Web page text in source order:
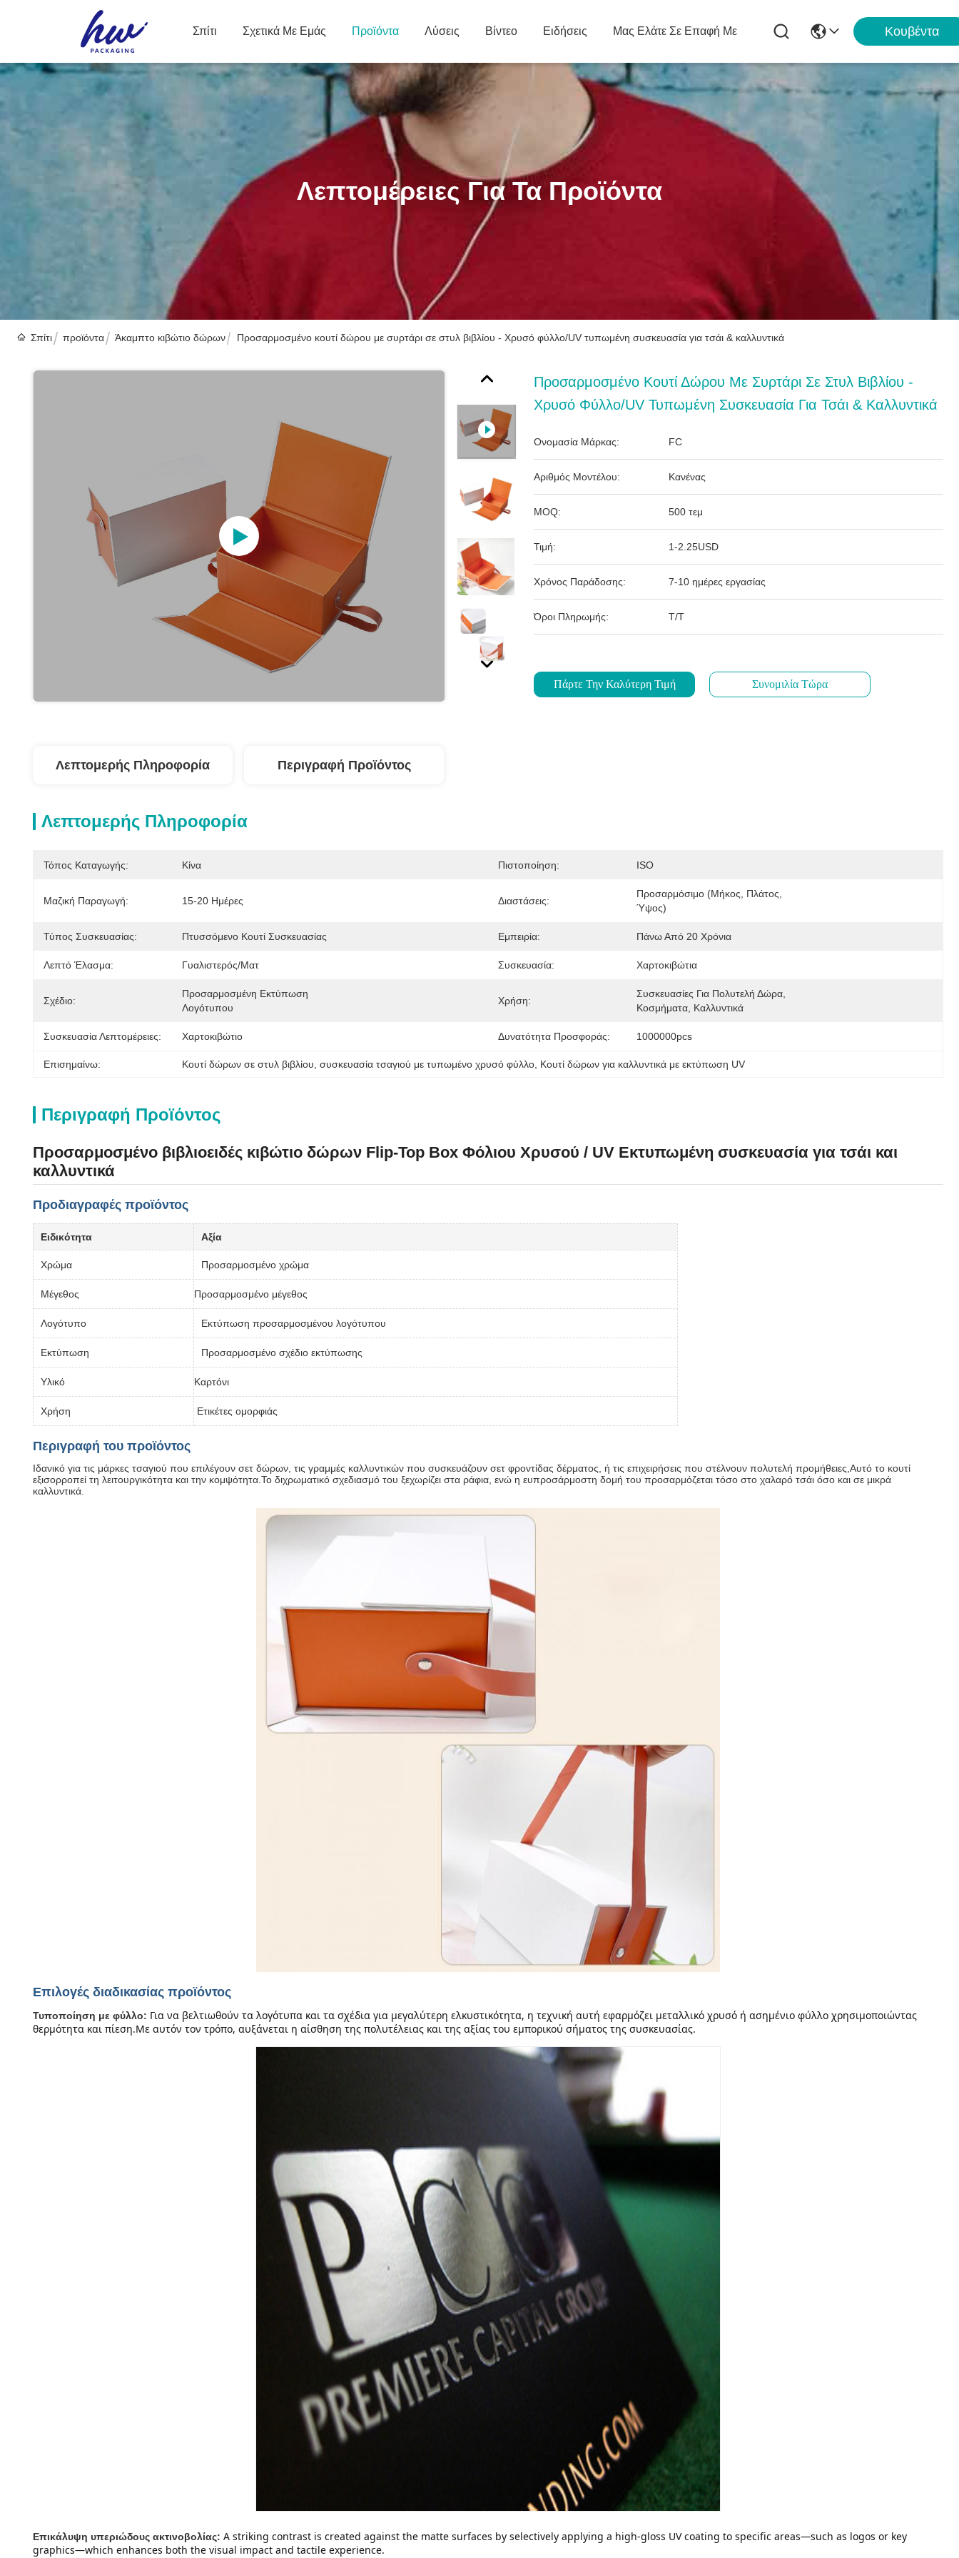
Σπίτι Σχετικά Με Εμάς Προϊόντα Λύσεις Βίντεο Ειδήσεις Μας Ελάτε Σε Επαφή Με Κουβέντα
Λεπτομέρειες Για Τα Προϊόντα
Σπίτι προϊόντα Άκαμπτο κιβώτιο δώρων Προσαρμοσμένο κουτί δώρου με συρτάρι σε στυλ βιβλίου - Χρυσό φύλλο/UV τυπωμένη συσκευασία για τσάι & καλλυντικά
Προσαρμοσμένο Κουτί Δώρου Με Συρτάρι Σε Στυλ Βιβλίου -
Χρυσό Φύλλο/UV Τυπωμένη Συσκευασία Για Τσάι & Καλλυντικά
Ονομασία Μάρκας: FC
Αριθμός Μοντέλου: Κανένας
MOQ: 500 τεμ
Τιμή: 1-2.25USD
Χρόνος Παράδοσης: 7-10 ημέρες εργασίας
Όροι Πληρωμής: T/T
Πάρτε Την Καλύτερη Τιμή Συνομιλία Τώρα
Λεπτομερής Πληροφορία Περιγραφή Προϊόντος
Λεπτομερής Πληροφορία
Τόπος Καταγωγής: Κίνα Πιστοποίηση: ISO
Μαζική Παραγωγή: 15-20 Ημέρες Διαστάσεις:
Προσαρμόσιμο (μήκος, Πλάτος,
Ύψος)
Τύπος Συσκευασίας: Πτυσσόμενο Κουτί Συσκευασίας Εμπειρία: Πάνω Από 20 Χρόνια
Λεπτό Έλασμα: Γυαλιστερός/ματ Συσκευασία: Χαρτοκιβώτια
Σχέδιο:
Προσαρμοσμένη Εκτύπωση
Λογότυπου
Χρήση:
Συσκευασίες Για Πολυτελή Δώρα,
Κοσμήματα, Καλλυντικά
Συσκευασία Λεπτομέρειες: Χαρτοκιβώτιο Δυνατότητα Προσφοράς: 1000000pcs
Επισημαίνω: Κουτί δώρων σε στυλ βιβλίου συσκευασία τσαγιού με τυπωμένο χρυσό φύλλο Κουτί δώρων για καλλυντικά με εκτύπωση UV
Περιγραφή Προϊόντος
Προσαρμοσμένο βιβλιοειδές κιβώτιο δώρων Flip-Top Box Φόλιου Χρυσού / UV Εκτυπωμένη συσκευασία για τσάι και
καλλυντικά
Προδιαγραφές προϊόντος
Ειδικότητα Αξία
Χρώμα Προσαρμοσμένο χρώμα
Μέγεθος Προσαρμοσμένο μέγεθος
Λογότυπο Εκτύπωση προσαρμοσμένου λογότυπου
Εκτύπωση Προσαρμοσμένο σχέδιο εκτύπωσης
Υλικό Καρτόνι
Χρήση Ετικέτες ομορφιάς
Περιγραφή του προϊόντος
Ιδανικό για τις μάρκες τσαγιού που επιλέγουν σετ δώρων, τις γραμμές καλλυντικών που συσκευάζουν σετ φροντίδας δέρματος, ή τις επιχειρήσεις που στέλνουν πολυτελή προμήθειες,Αυτό το κουτί
εξισορροπεί τη λειτουργικότητα και την κομψότητα.Το διχρωματικό σχεδιασμό του ξεχωρίζει στα ράφια, ενώ η ευπροσάρμοστη δομή του προσαρμόζεται τόσο στο χαλαρό τσάι όσο και σε μικρά
καλλυντικά.
Επιλογές διαδικασίας προϊόντος
Τυποποίηση με φύλλο: Για να βελτιωθούν τα λογότυπα και τα σχέδια για μεγαλύτερη ελκυστικότητα, η τεχνική αυτή εφαρμόζει μεταλλικό χρυσό ή ασημένιο φύλλο χρησιμοποιώντας
θερμότητα και πίεση.Με αυτόν τον τρόπο, αυξάνεται η αίσθηση της πολυτέλειας και της αξίας του εμπορικού σήματος της συσκευασίας.
Επικάλυψη υπεριώδους ακτινοβολίας: A striking contrast is created against the matte surfaces by selectively applying a high-gloss UV coating to specific areas—such as logos or key
graphics—which enhances both the visual impact and tactile experience.